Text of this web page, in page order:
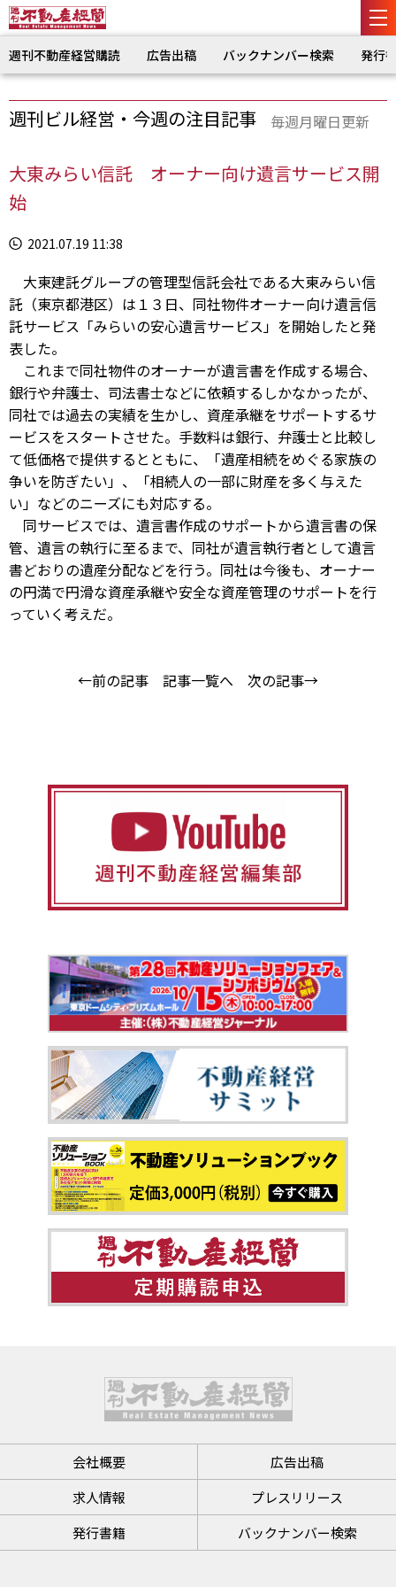
週刊不動産経営購読 広告出稿 バックナンバー検索 発行
週刊ビル経営・今週の注目記事 毎週月曜日更新
大東みらい信託 オーナー向け遺言サービス開
始
2021.07.19 11:38
大東建託グループの管理型信託会社である大東みらい信
託（東京都港区）は１３日、同社物件オーナー向け遺言信
託サービス「みらいの安心遺言サービス」を開始したと発
表した。
これまで同社物件のオーナーが遺言書を作成する場合、
銀行や弁護士、司法書士などに依頼するしかなかったが、
同社では過去の実績を生かし、資産承継をサポートするサ
ービスをスタートさせた。手数料は銀行、弁護士と比較し
て低価格で提供するとともに、「遺産相続をめぐる家族の
争いを防ぎたい」、「相続人の一部に財産を多く与えた
い」などのニーズにも対応する。
同サービスでは、遺言書作成のサポートから遺言書の保
管、遺言の執行に至るまで、同社が遺言執行者として遺言
書どおりの遺産分配などを行う。同社は今後も、オーナー
の円満で円滑な資産承継や安全な資産管理のサポートを行
っていく考えだ。
←前の記事 記事一覧へ 次の記事→
会社概要
広告出稿
求人情報
プレスリリース
発行書籍
バックナンバー検索